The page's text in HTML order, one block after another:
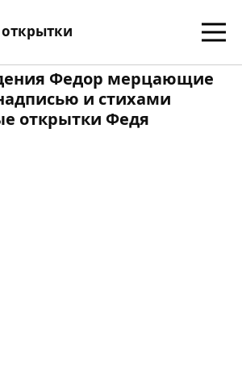
Федор мерцающие
и стихами
открытки Федя